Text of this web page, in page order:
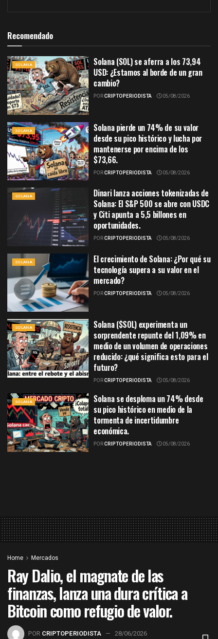
Recomendado
SOLANA
Solana (SOL) se aferra a los 73,94
USD: ¿Estamos al borde de un gran
cambio?
PORCRIPTOPERIODISTA 05/08/2026
SOLANA
Solana pierde un 74% de su valor
desde su pico histórico y lucha por
mantenerse por encima de los
$73,66.
PORCRIPTOPERIODISTA 05/08/2026
SOLANA
Dinari lanza acciones tokenizadas de
Solana: El S&P 500 se abre con USDC
y Citi apunta a 5,5 billones en
oportunidades.
PORCRIPTOPERIODISTA 05/08/2026
SOLANA
El crecimiento de Solana: ¿Por qué su
tecnología supera a su valor en el
mercado?
PORCRIPTOPERIODISTA 05/08/2026
SOLANA
Solana ($SOL) experimenta un
sorprendente repunte del 1,09% en
medio de un volumen de operaciones
reducido: ¿qué significa esto para el
futuro?
PORCRIPTOPERIODISTA 05/08/2026
SOLANA
Solana se desploma un 74% desde
su pico histórico en medio de la
tormenta de incertidumbre
económica.
PORCRIPTOPERIODISTA 05/08/2026
Home Mercados
Ray Dalio, el magnate de las
finanzas, lanza una dura crítica a
Bitcoin como refugio de valor.
POR CRIPTOPERIODISTA
28/06/2026